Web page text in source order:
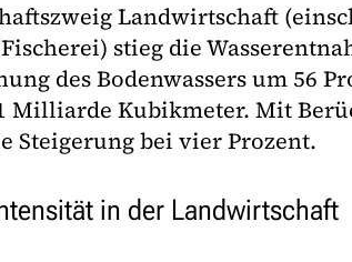
Landwirtschaft
stieg die
des Bodenwassers um 56
Milliarde Kubikmeter. Mit
Steigerung bei vier Prozent.
in der Landwirtschaft